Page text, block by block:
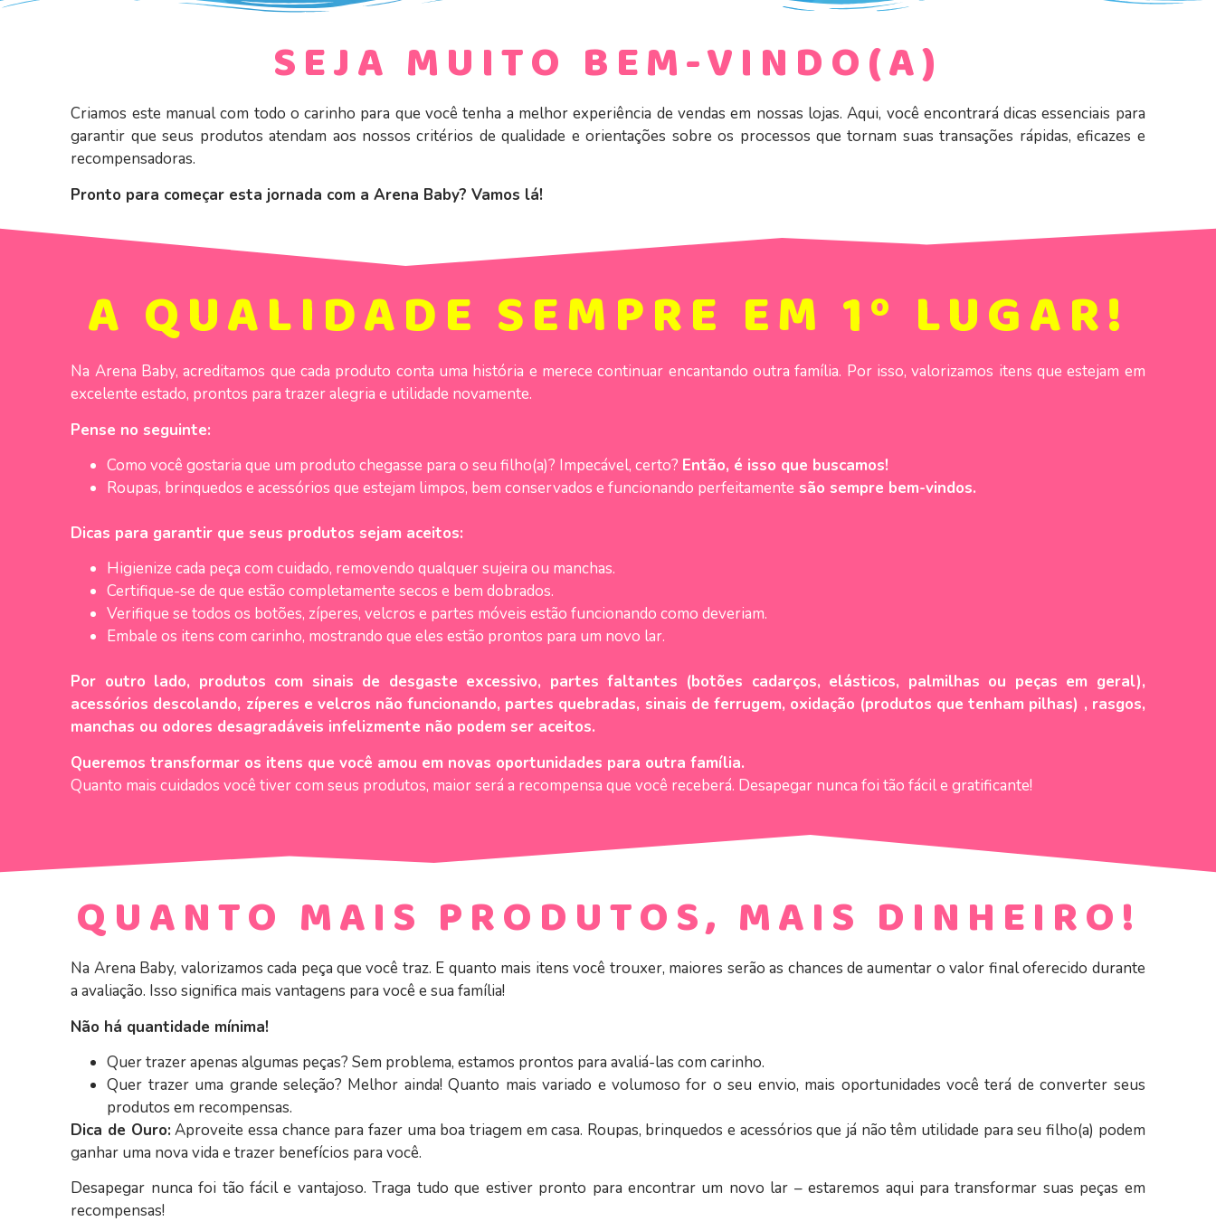
SEJA MUITO BEM-VINDO(A)
Criamos este manual com todo o carinho para que você tenha a melhor experiência de vendas em nossas lojas. Aqui, você encontrará dicas essenciais para
garantir que seus produtos atendam aos nossos critérios de qualidade e orientações sobre os processos que tornam suas transações rápidas, eficazes e
recompensadoras.
Pronto para começar esta jornada com a Arena Baby? Vamos lá!
A QUALIDADE SEMPRE EM 1º LUGAR!
Na Arena Baby, acreditamos que cada produto conta uma história e merece continuar encantando outra família. Por isso, valorizamos itens que estejam em
excelente estado, prontos para trazer alegria e utilidade novamente.
Pense no seguinte:
Como você gostaria que um produto chegasse para o seu filho(a)? Impecável, certo? Então, é isso que buscamos!
Roupas, brinquedos e acessórios que estejam limpos, bem conservados e funcionando perfeitamente são sempre bem-vindos.
Dicas para garantir que seus produtos sejam aceitos:
Higienize cada peça com cuidado, removendo qualquer sujeira ou manchas.
Certifique-se de que estão completamente secos e bem dobrados.
Verifique se todos os botões, zíperes, velcros e partes móveis estão funcionando como deveriam.
Embale os itens com carinho, mostrando que eles estão prontos para um novo lar.
Por outro lado, produtos com sinais de desgaste excessivo, partes faltantes (botões cadarços, elásticos, palmilhas ou peças em geral),
acessórios descolando, zíperes e velcros não funcionando, partes quebradas, sinais de ferrugem, oxidação (produtos que tenham pilhas) , rasgos,
manchas ou odores desagradáveis infelizmente não podem ser aceitos.
Queremos transformar os itens que você amou em novas oportunidades para outra família.
Quanto mais cuidados você tiver com seus produtos, maior será a recompensa que você receberá. Desapegar nunca foi tão fácil e gratificante!
QUANTO MAIS PRODUTOS, MAIS DINHEIRO!
Na Arena Baby, valorizamos cada peça que você traz. E quanto mais itens você trouxer, maiores serão as chances de aumentar o valor final oferecido durante
a avaliação. Isso significa mais vantagens para você e sua família!
Não há quantidade mínima!
Quer trazer apenas algumas peças? Sem problema, estamos prontos para avaliá-las com carinho.
Quer trazer uma grande seleção? Melhor ainda! Quanto mais variado e volumoso for o seu envio, mais oportunidades você terá de converter seus
produtos em recompensas.
Dica de Ouro: Aproveite essa chance para fazer uma boa triagem em casa. Roupas, brinquedos e acessórios que já não têm utilidade para seu filho(a) podem
ganhar uma nova vida e trazer benefícios para você.
Desapegar nunca foi tão fácil e vantajoso. Traga tudo que estiver pronto para encontrar um novo lar – estaremos aqui para transformar suas peças em
recompensas!